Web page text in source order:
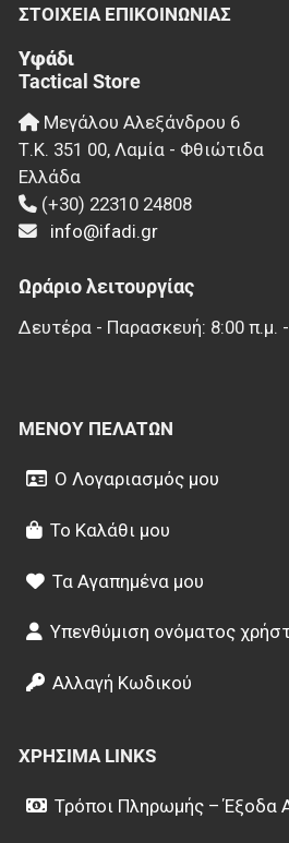
ΣΤΟΙΧΕΊΑ EΠΙΚΟΙΝΩΝΊΑΣ
Υφάδι
Tactical Store
Μεγάλου Αλεξάνδρου 6
Τ.Κ. 351 00, Λαμία - Φθιώτιδα
Ελλάδα
(+30) 22310 24808
info@ifadi.gr
Ωράριο λειτουργίας
Δευτέρα - Παρασκευή: 8:00 π.μ. -
ΜΕΝΟΎ ΠΕΛΑΤΏΝ
Ο Λογαριασμός μου
Το Καλάθι μου
Τα Αγαπημένα μου
Υπενθύμιση ονόματος
Αλλαγή Κωδικού
ΧΡΉΣΙΜΑ LINKS
Τρόποι Πληρωμής – Έξοδα